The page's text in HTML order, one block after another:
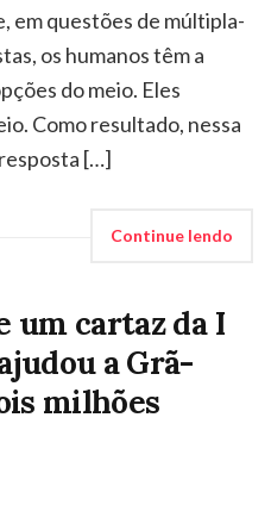
em questões de múltipla-
os humanos têm a
do meio. Eles
Como resultado, nessa
[…]
Continue lendo
um cartaz da I
a Grã-
milhões